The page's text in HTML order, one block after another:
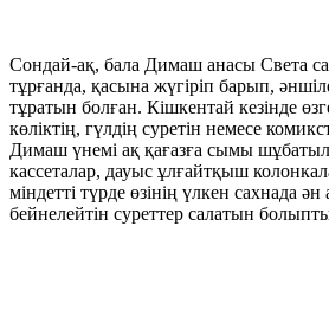
Сондай-ақ, бала Димаш анасы Света
тұрғанда, қасына жүгіріп барып,
тұратын болған. Кішкентай кезінде
көліктің, гүлдің суретін немесе
Димаш үнемі ақ қағазға сымы
кассеталар, дауыс ұлғайтқыш
міндетті түрде өзінің үлкен сахнада
бейнелейтін суреттер салатын